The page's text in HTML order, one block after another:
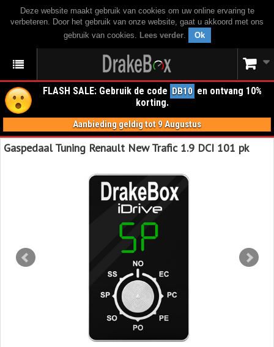
Deze website maakt gebruik van cookies om uw online ervaring te
verbeteren. Door het gebruik van onze website, gaat u akkoord met ons
gebruik van cookies. Lees verder. Ok
FLASH SALE: Gebruik de code DB10 en ontvang 10%
korting.
Aanbieding geldig tot 9 Augustus
Gaspedaal Tuning Renault New Trafic 1.9 DCI 101 pk